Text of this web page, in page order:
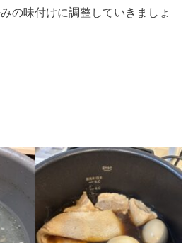
の味付けに調整していきましょ